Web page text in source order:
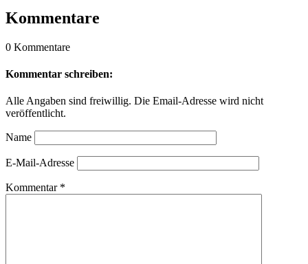
Kommentare
0 Kommentare
Kommentar schreiben:
Alle Angaben sind freiwillig. Die Email-Adresse wird nicht
veröffentlicht.
Name
E-Mail-Adresse
Kommentar *